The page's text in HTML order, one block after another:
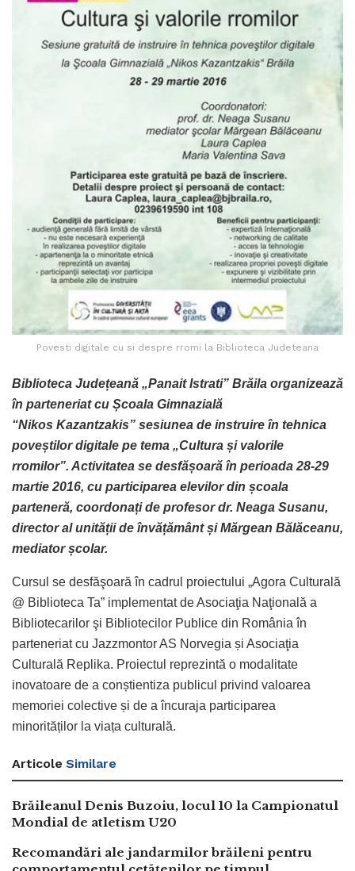
Povesti digitale cu si despre rromi la Biblioteca Judeteana
Biblioteca Județeană „Panait Istrati” Brăila organizează
în parteneriat cu Școala Gimnazială
“Nikos Kazantzakis” sesiunea de instruire în tehnica
poveștilor digitale pe tema „Cultura și valorile
rromilor”. Activitatea se desfășoară în perioada 28-29
martie 2016, cu participarea elevilor din școala
parteneră, coordonați de profesor dr. Neaga Susanu,
director al unității de învățământ și Mărgean Bălăceanu,
mediator școlar.
Cursul se desfăşoară în cadrul proiectului „Agora Culturală
@ Biblioteca Ta” implementat de Asociaţia Naţională a
Bibliotecarilor şi Bibliotecilor Publice din România în
parteneriat cu Jazzmontor AS Norvegia și Asociaţia
Culturală Replika. Proiectul reprezintă o modalitate
inovatoare de a conștientiza publicul privind valoarea
memoriei colective și de a încuraja participarea
minorităților la viața culturală.
Articole Similare
Brăileanul Denis Buzoiu, locul 10 la Campionatul
Mondial de atletism U20
Recomandări ale jandarmilor brăileni pentru